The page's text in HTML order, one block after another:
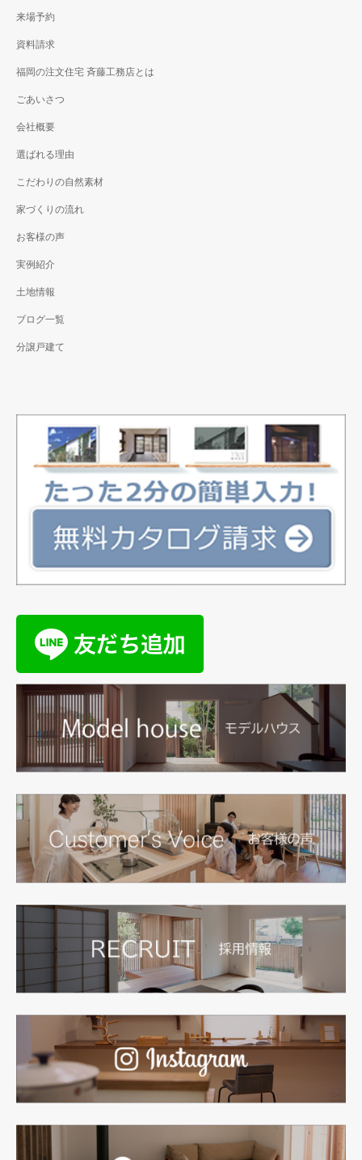
来場予約
資料請求
福岡の注文住宅 斉藤工務店とは
ごあいさつ
会社概要
選ばれる理由
こだわりの自然素材
家づくりの流れ
お客様の声
実例紹介
土地情報
ブログ一覧
分譲戸建て